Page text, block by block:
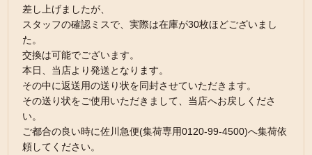
差し上げましたが、
スタッフの確認ミスで、実際は在庫が30枚ほどございまし
た。
交換は可能でございます。
本日、当店より発送となります。
その中に返送用の送り状を同封させていただきます。
その送り状をご使用いただきまして、当店へお戻しくださ
い。
ご都合の良い時に佐川急便(集荷専用0120-99-4500)へ集荷依
頼してください。